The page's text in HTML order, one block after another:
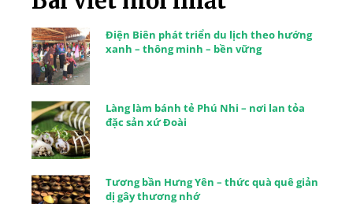
Điện Biên phát triển du lịch theo hướng
xanh – thông minh – bền vững
Làng làm bánh tẻ Phú Nhi – nơi lan tỏa
đặc sản xứ Đoài
Tương bần Hưng Yên – thức quà quê giản
dị gây thương nhớ